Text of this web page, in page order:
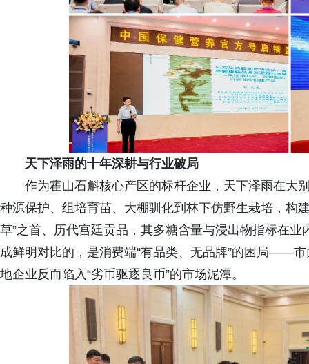
天下泽雨的十年深耕与行业破局
作为霍山石斛核心产区的标杆企业，天下泽雨在大
种源保护、组培育苗、大棚驯化到林下仿野生栽培，构
草”之首、历代宫廷贡品，其多糖含量与浸出物指标在
成鲜明对比的，是消费端“有品类、无品牌”的困局——
地企业反而陷入“劣币驱逐良币”的市场泥潭。